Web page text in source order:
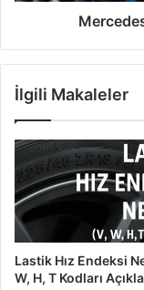
İlgili Makaleler
Lastik Hız Endeksi
W, H, T Kodları